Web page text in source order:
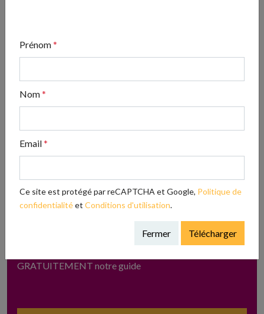
Prénom*
Nom*
Email*
Ce site est protégé par reCAPTCHA et Google, Politique de
confidentialitéet Conditions d'utilisation.
Fermer Télécharger
ADOPTE TON RÉSEAU
GRATUITEMENT notre guide